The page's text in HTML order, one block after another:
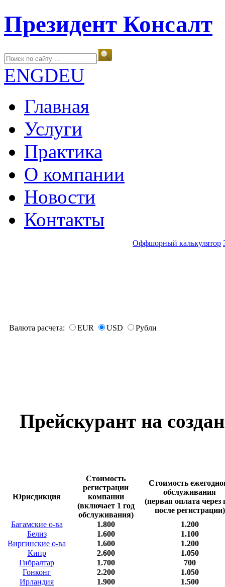
Президент Консалт
ENGDEU
Главная
Услуги
Практика
О компании
Новости
Контакты
Оффшорный калькулятор
Валюта расчета: EUR USD Рубли
Прейскурант на
Юрисдикция
Стоимость
регистрации
компании
(включает 1 год
обслуживания)
Стоимость
обслуживания
(первая оплата через
после регистрации)
Багамские о-ва
1.800
1.200
Белиз
1.600
1.100
Виргинские о-ва
1.600
1.200
Кипр
2.600
1.050
Гибралтар
1.700
700
Гонконг
2.200
1.050
Ирландия
1.900
1.500